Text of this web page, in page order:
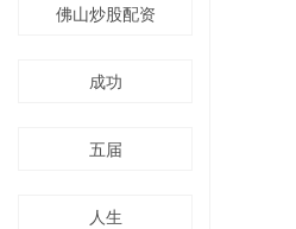
佛山炒股配资
成功
五届
人生